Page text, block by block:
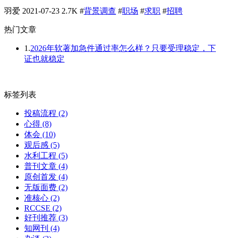
羽爱 2021-07-23 2.7K #背景调查 #职场 #求职 #招聘
热门文章
1.2026年软著加急件通过率怎么样？只要受理稳定，下
证也就稳定
标签列表
投稿流程 (2)
心得 (8)
体会 (10)
观后感 (5)
水利工程 (5)
普刊文章 (4)
原创首发 (4)
无版面费 (2)
准核心 (2)
RCCSE (2)
好刊推荐 (3)
知网刊 (4)